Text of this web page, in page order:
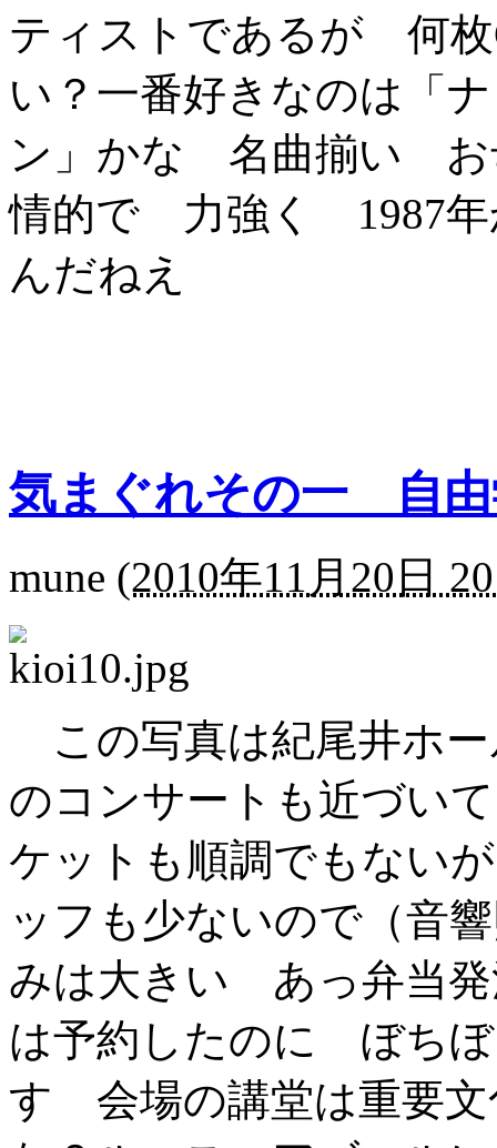
ティストであるが 何
い？一番好きなのは「
ン」かな 名曲揃い お
情的で 力強く 1987年
んだねえ
気まぐれその一 自由
mune (2010年11月20日
この写真は紀尾井ホ
のコンサートも近づい
ケットも順調でもない
ッフも少ないので（音
みは大きい あっ弁当
は予約したのに ぼちぼ
す 会場の講堂は重要